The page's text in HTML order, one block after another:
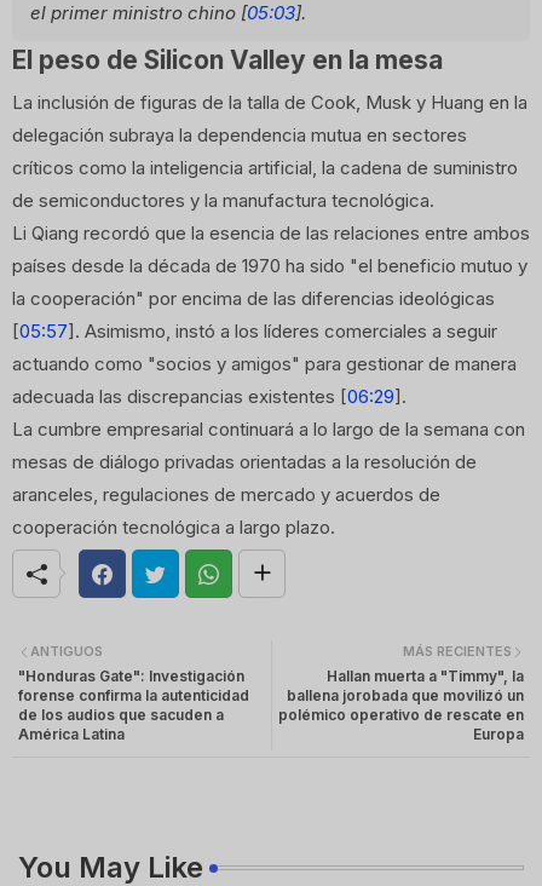
el primer ministro chino [05:03].
El peso de Silicon Valley en la mesa
La inclusión de figuras de la talla de Cook, Musk y Huang en la
delegación subraya la dependencia mutua en sectores
críticos como la inteligencia artificial, la cadena de suministro
de semiconductores y la manufactura tecnológica.
Li Qiang recordó que la esencia de las relaciones entre ambos
países desde la década de 1970 ha sido "el beneficio mutuo y
la cooperación" por encima de las diferencias ideológicas
[05:57]. Asimismo, instó a los líderes comerciales a seguir
actuando como "socios y amigos" para gestionar de manera
adecuada las discrepancias existentes [06:29].
La cumbre empresarial continuará a lo largo de la semana con
mesas de diálogo privadas orientadas a la resolución de
aranceles, regulaciones de mercado y acuerdos de
cooperación tecnológica a largo plazo.
MÁS RECIENTES
Hallan muerta a "Timmy", la
ballena jorobada que movilizó un
polémico operativo de rescate en
Europa
ANTIGUOS
"Honduras Gate": Investigación
forense confirma la autenticidad
de los audios que sacuden a
América Latina
You May Like